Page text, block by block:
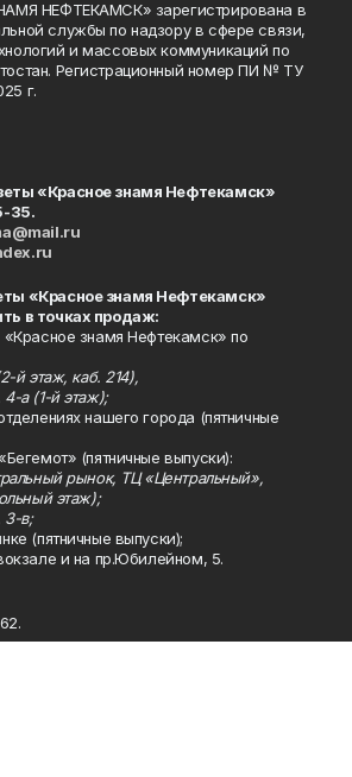
НЕФТЕКАМСК» зарегистрирована в
службы по надзору в сфере связи,
и массовых коммуникаций по
Регистрационный номер ПИ № ТУ
г.
«Красное знамя Нефтекамск»
35.
«Красное знамя Нефтекамск»
в точках продаж:
«Красное знамя Нефтекамск» по
й этаж, каб. 214),
а (1-й этаж);
нашего города (пятничные
(пятничные выпуски):
рынок, ТЦ «Центральный»,
этаж);
3-в;
(пятничные выпуски);
и на пр.Юбилейном, 5.